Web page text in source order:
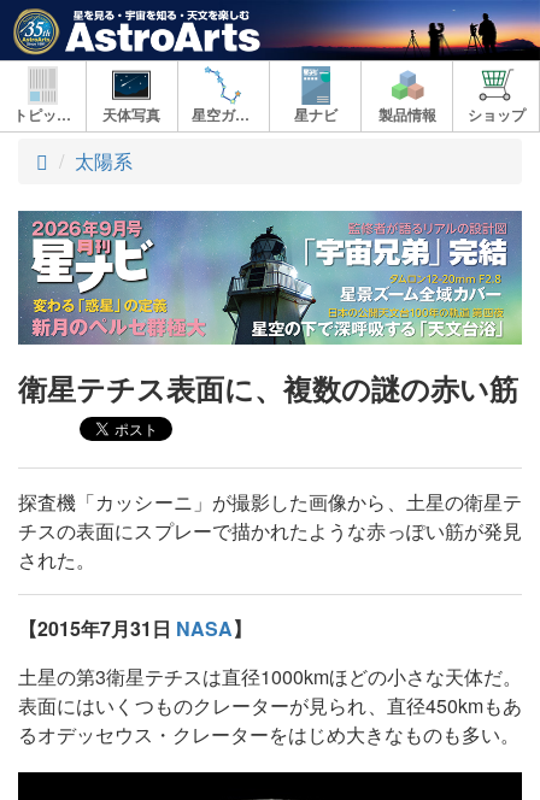
トピックス 天体写真 星空ガイド 星ナビ 製品情報 ショップ
ト
プ
太陽系
衛星テチス表面に、複数の謎の赤い筋
探査機「カッシーニ」が撮影した画像から、土星の衛星テ
チスの表面にスプレーで描かれたような赤っぽい筋が発見
された。
【2015年7月31日 NASA】
土星の第3衛星テチスは直径1000kmほどの小さな天体だ。
表面にはいくつものクレーターが見られ、直径450kmもあ
るオデッセウス・クレーターをはじめ大きなものも多い。